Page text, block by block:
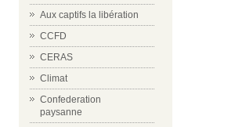
Aux captifs la libération
CCFD
CERAS
Climat
Confederation
paysanne